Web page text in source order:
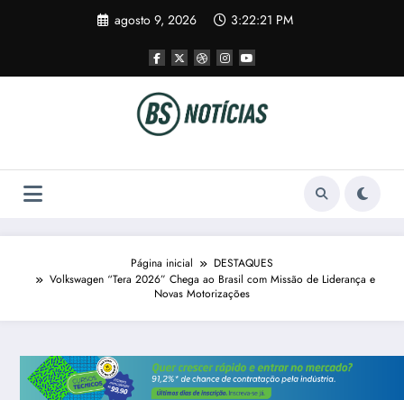
agosto 9, 2026 3:22:21 PM
Página inicial
DESTAQUES
Volkswagen “Tera 2026” Chega ao Brasil com Missão de Liderança e
Novas Motorizações